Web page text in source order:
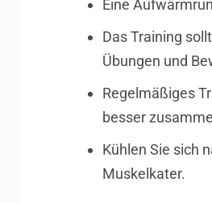
Eine
Das Training
Übungen und
Regelmäßiges
besser
Kühlen Sie sich
Muskelkater.